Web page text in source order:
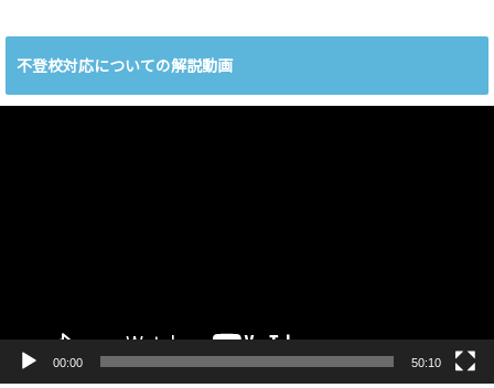
不登校対応についての解説動画
00:00 50:10